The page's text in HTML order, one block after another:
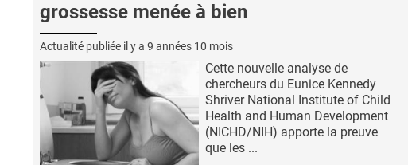
grossesse menée à bien
Actualité publiée il y a 9 années 10 mois
Cette nouvelle analyse de
chercheurs du Eunice Kennedy
Shriver National Institute of Child
Health and Human Development
(NICHD/NIH) apporte la preuve
que les ...